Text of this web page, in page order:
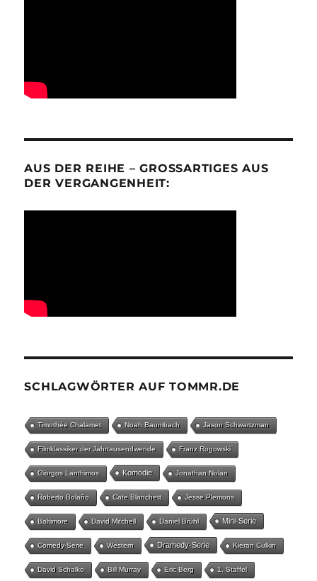
AUS DER REIHE – GROSSARTIGES AUS D
ER VERGANGENHEIT:
SCHLAGWÖRTER AUF TOMMR.DE
Timothée Chalamet Noah Baumbach Jason Schwartzman
Filmklassiker der Jahrtausendwende Franz Rogowski
Giorgos Lanthimos Komödie Jonathan Nolan
Roberto Bolaño Cate Blanchett Jesse Plemons
Baltimore David Mitchell Daniel Brühl Mini-Serie
Comedy-Serie Western Dramedy-Serie Kieran Culkin
David Schalko Bill Murray Eric Berg 1. Staffel